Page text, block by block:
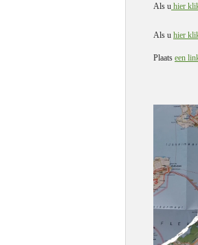
Als u hier
Als u hier
Plaats een